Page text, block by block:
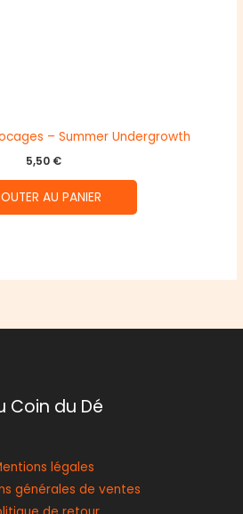
– Summer Undergrowth
5,50 €
AU PANIER
Coin du Dé
légales
générales de ventes